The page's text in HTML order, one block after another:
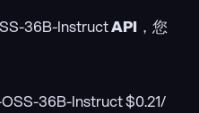
36B-Instruct API ，您
36B-Instruct $0.21/